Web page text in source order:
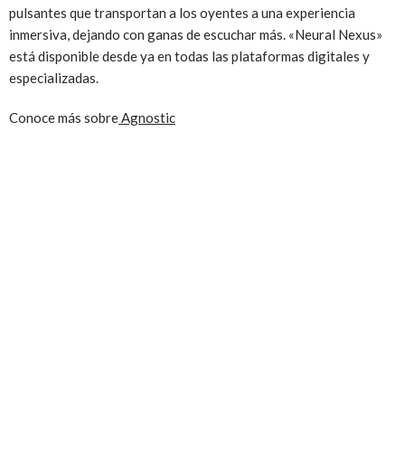
pulsantes que transportan a los oyentes a una experiencia
inmersiva, dejando con ganas de escuchar más. «Neural Nexus»
está disponible desde ya en todas las plataformas digitales y
especializadas.
Conoce más sobre Agnostic